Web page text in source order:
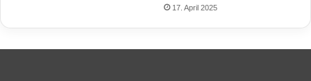
17. April 2025